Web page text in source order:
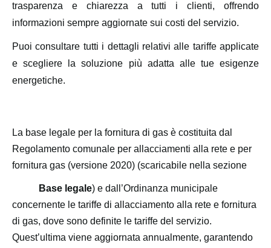
trasparenza e chiarezza a tutti i clienti, offrendo
informazioni sempre aggiornate sui costi del servizio.
Puoi consultare tutti i dettagli relativi alle tariffe applicate
e scegliere la soluzione più adatta alle tue esigenze
energetiche.
La base legale per la fornitura di gas è costituita dal
Regolamento comunale per allacciamenti alla rete e per
fornitura gas (versione 2020) (scaricabile nella sezione
Base legale) e dall’Ordinanza municipale
concernente le tariffe di allacciamento alla rete e fornitura
di gas, dove sono definite le tariffe del servizio.
Quest’ultima viene aggiornata annualmente, garantendo